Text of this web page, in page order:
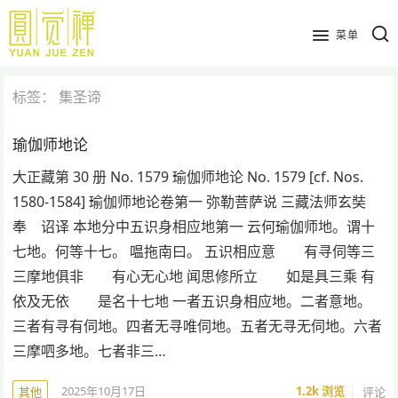
跳
主
内
菜单
标签： 集圣谛
瑜伽师地论
大正藏第 30 册 No. 1579 瑜伽师地论 No. 1579 [cf. Nos.
1580-1584] 瑜伽师地论卷第一 弥勒菩萨说 三藏法师玄奘
奉 诏译 本地分中五识身相应地第一 云何瑜伽师地。谓十
七地。何等十七。 嗢拖南曰。 五识相应意 有寻伺等三
三摩地俱非 有心无心地 闻思修所立 如是具三乘 有
依及无依 是名十七地 一者五识身相应地。二者意地。
三者有寻有伺地。四者无寻唯伺地。五者无寻无伺地。六者
三摩呬多地。七者非三…
其他 2025年10月17日 1.2k浏览 评论